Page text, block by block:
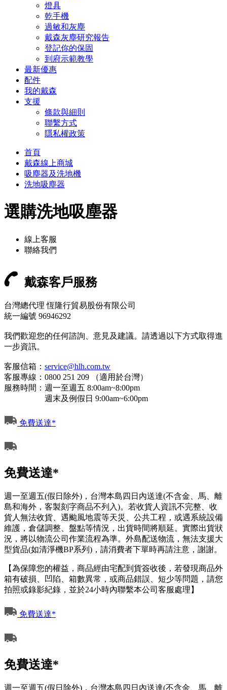
燈具
乾手機
過敏和灰塵
戴森灰塵研究報告
登記你的保固
到府示範教學
最新優惠
配件
我的戴森
支援
條款與細則
聯繫方式
隱私權政策
首頁
戴森線上商城
吸塵器及洗地機
洗地吸塵器
選購洗地吸塵器
線上客服
聯絡我們
戴森客戶服務
台灣總代理 恆隆行貿易股份有限公司
統一編號 96946292
我們歡迎您的任何諮詢、意見及建議。請透過以下方式取得進
一步資訊。
客服信箱： service@hlh.com.tw
客服專線：0800 251 209 （適用於台灣）
服務時間：週一至週五 8:00am~8:00pm
週末及例假日 9:00am~6:00pm
免費送達*
免費送達*
週一至週五(假日除外)，台灣本島四日內送達(不含金、馬、離
島和海外，客製刻字商品不列入)。若收貨人資訊不完整、收
貨人無法收貨、遇颱風地震等天災、公共工程，或遇系統設備
維護，倉儲調整、盤點等情況，出貨時間將順延。實際出貨狀
況，將以物流公司作業流程為準。外島配送物流，無法支援大
型貨品(如清淨機BP系列)，請消費者下單時再請注意，謝謝。
【為保障您的權益，商品經由宅配到貨簽收後，若發現商品外
箱有破損、凹陷、箱數異常，或商品錯誤、短少等問題，請您
拍照或錄影紀錄，並於24小時內聯繫本公司客服處理】
免費送達*
免費送達*
週一至週五(假日除外)，台灣本島四日內送達(不含金、馬、離